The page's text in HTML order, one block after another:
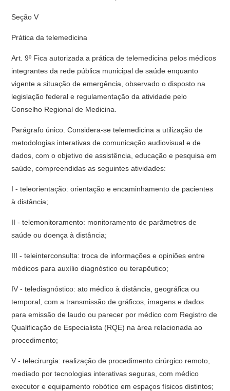
Seção V
Prática da telemedicina
Art. 9º Fica autorizada a prática de telemedicina pelos médicos
integrantes da rede pública municipal de saúde enquanto
vigente a situação de emergência, observado o disposto na
legislação federal e regulamentação da atividade pelo
Conselho Regional de Medicina.
Parágrafo único. Considera-se telemedicina a utilização de
metodologias interativas de comunicação audiovisual e de
dados, com o objetivo de assistência, educação e pesquisa em
saúde, compreendidas as seguintes atividades:
I - teleorientação: orientação e encaminhamento de pacientes
à distância;
II - telemonitoramento: monitoramento de parâmetros de
saúde ou doença à distância;
III - teleinterconsulta: troca de informações e opiniões entre
médicos para auxílio diagnóstico ou terapêutico;
IV - telediagnóstico: ato médico à distância, geográfica ou
temporal, com a transmissão de gráficos, imagens e dados
para emissão de laudo ou parecer por médico com Registro de
Qualificação de Especialista (RQE) na área relacionada ao
procedimento;
V - telecirurgia: realização de procedimento cirúrgico remoto,
mediado por tecnologias interativas seguras, com médico
executor e equipamento robótico em espaços físicos distintos;